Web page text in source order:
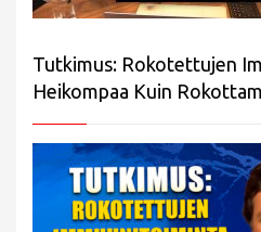
Tutkimus: Rokotettujen
Heikompaa Kuin